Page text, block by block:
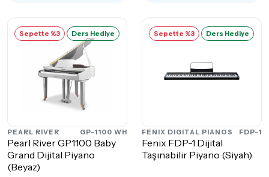
Sepette %3 Ders Hediye
PEARL RIVER GP-1100 WH
Pearl River GP1100 Baby
Grand Dijital Piyano
(Beyaz)
Sepette %3 Ders Hediye
FENIX DIGITAL PIANOS FDP-1
Fenix FDP-1 Dijital
Taşınabilir Piyano (Siyah)